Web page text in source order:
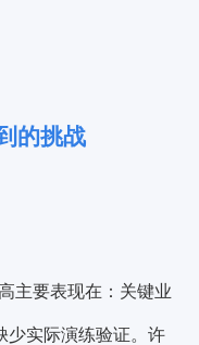
的挑战
主要表现在： 关键业
少实际演练验证。许